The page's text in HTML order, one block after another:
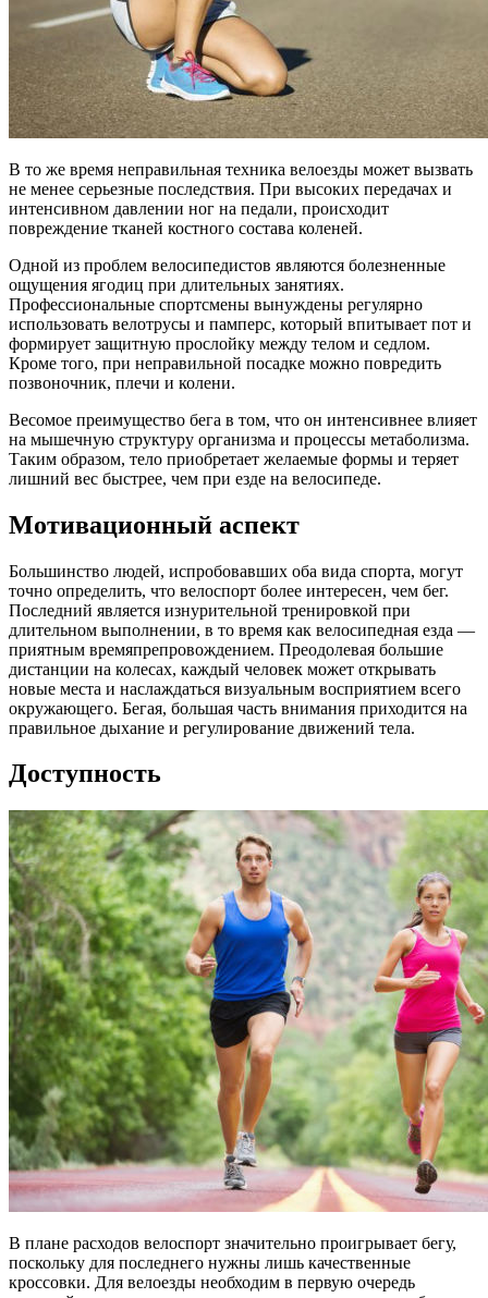
В то же время неправильная техника велоезды может вызвать
не менее серьезные последствия. При высоких передачах и
интенсивном давлении ног на педали, происходит
повреждение тканей костного состава коленей.
Одной из проблем велосипедистов являются болезненные
ощущения ягодиц при длительных занятиях.
Профессиональные спортсмены вынуждены регулярно
использовать велотрусы и памперс, который впитывает пот и
формирует защитную прослойку между телом и седлом.
Кроме того, при неправильной посадке можно повредить
позвоночник, плечи и колени.
Весомое преимущество бега в том, что он интенсивнее влияет
на мышечную структуру организма и процессы метаболизма.
Таким образом, тело приобретает желаемые формы и теряет
лишний вес быстрее, чем при езде на велосипеде.
Мотивационный аспект
Большинство людей, испробовавших оба вида спорта, могут
точно определить, что велоспорт более интересен, чем бег.
Последний является изнурительной тренировкой при
длительном выполнении, в то время как велосипедная езда —
приятным времяпрепровождением. Преодолевая большие
дистанции на колесах, каждый человек может открывать
новые места и наслаждаться визуальным восприятием всего
окружающего. Бегая, большая часть внимания приходится на
правильное дыхание и регулирование движений тела.
Доступность
В плане расходов велоспорт значительно проигрывает бегу,
поскольку для последнего нужны лишь качественные
кроссовки. Для велоезды необходим в первую очередь